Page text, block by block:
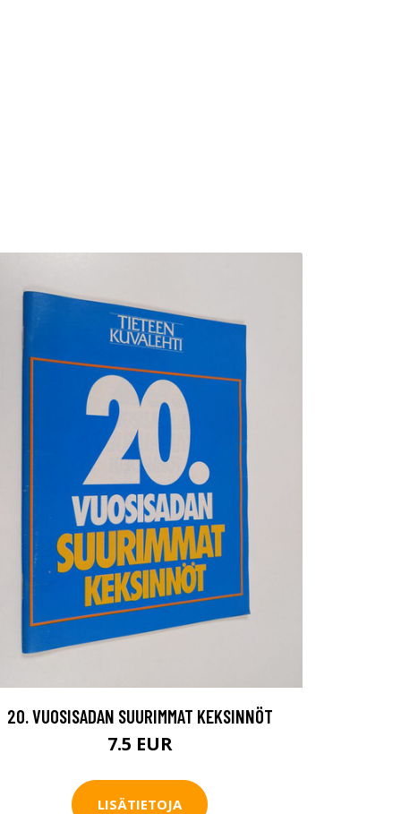
20. VUOSISADAN SUURIMMAT KEKSINNÖT
7.5 EUR
LISÄTIETOJA